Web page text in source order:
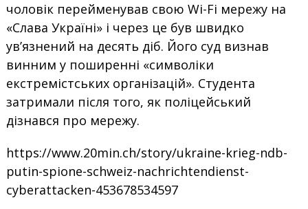
чоловік перейменував свою Wi-Fi мережу на
«Слава Україні» і через це був швидко
ув’язнений на десять діб. Його суд визнав
винним у поширенні «символіки
екстремістських організацій». Студента
затримали після того, як поліцейський
дізнався про мережу.
https://www.20min.ch/story/ukraine-krieg-ndb-
putin-spione-schweiz-nachrichtendienst-
cyberattacken-453678534597